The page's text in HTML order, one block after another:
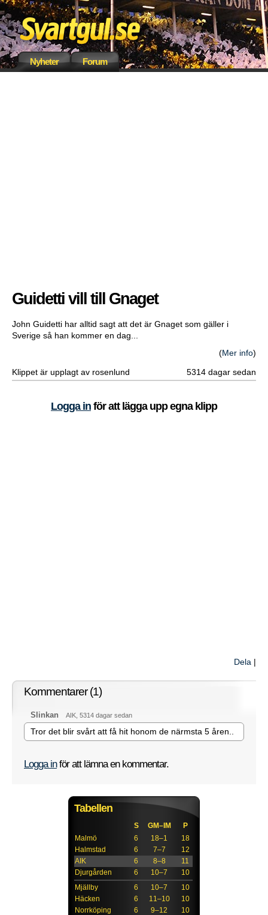
Nyheter Forum
Guidetti vill till Gnaget
John Guidetti har alltid sagt att det är Gnaget som gäller i
Sverige så han kommer en dag...
(Mer info)
Klippet är upplagt av rosenlund
5314 dagar sedan
Logga in för att lägga upp egna klipp
Dela |
Kommentarer (1)
Slinkan AIK, 5314 dagar sedan
Tror det blir svårt att få hit honom de närmsta 5 åren..
Logga inför att lämna en kommentar.
Tabellen
S GM–IM
P
Malmö
6 18–1
18
Halmstad
6 7–7
12
AIK
6 8–8
11
Djurgården
6 10–7
10
Mjällby
6 10–7
10
Häcken
6 11–10
10
Norrköping
6 9–12
10